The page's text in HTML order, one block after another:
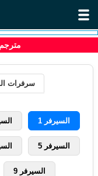
> مشاهدة فيلم Flipped 2010 مترجم
سرفرات
السيرفر 1
السيرفر 5
السيرفر 9